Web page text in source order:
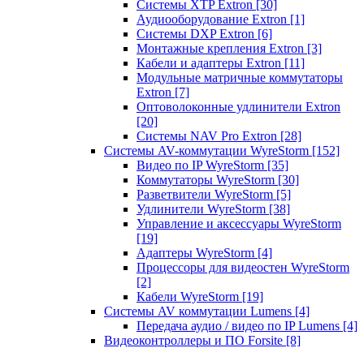
Системы XTP Extron [30]
Аудиооборудование Extron [1]
Системы DXP Extron [6]
Монтажные крепления Extron [3]
Кабели и адаптеры Extron [11]
Модульные матричные коммутаторы
Extron [7]
Оптоволоконные удлинители Extron
[20]
Системы NAV Pro Extron [28]
Системы AV-коммутации WyreStorm [152]
Видео по IP WyreStorm [35]
Коммутаторы WyreStorm [30]
Разветвители WyreStorm [5]
Удлинители WyreStorm [38]
Управление и аксессуары WyreStorm
[19]
Адаптеры WyreStorm [4]
Процессоры для видеостен WyreStorm
[2]
Кабели WyreStorm [19]
Системы AV коммутации Lumens [4]
Передача аудио / видео по IP Lumens [4]
Видеоконтроллеры и ПО Forsite [8]